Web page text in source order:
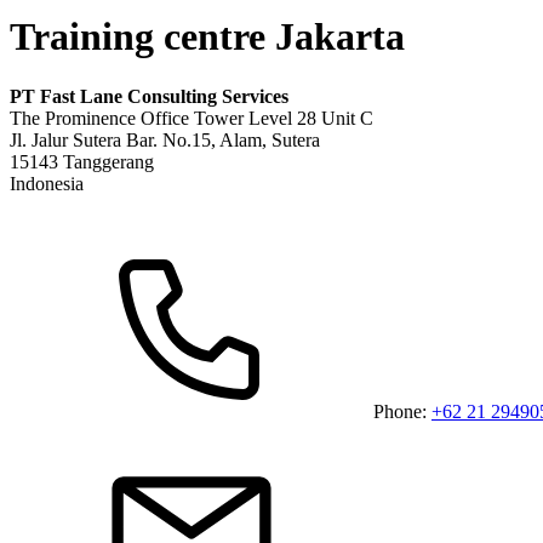
Training centre Jakarta
PT Fast Lane Consulting Services
The Prominence Office Tower Level 28 Unit C
Jl. Jalur Sutera Bar. No.15, Alam, Sutera
15143 Tanggerang
Indonesia
Phone: +62 21